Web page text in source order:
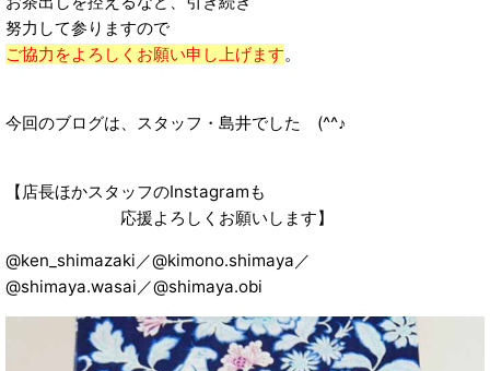
努力して参りますので
ご協力をよろしくお願い申し上げます。
今回のブログは、スタッフ・島井でした (^^♪
【店長ほかスタッフのInstagramも
応援よろしくお願いします】
@ken_shimazaki／@kimono.shimaya／
@shimaya.wasai／@shimaya.obi